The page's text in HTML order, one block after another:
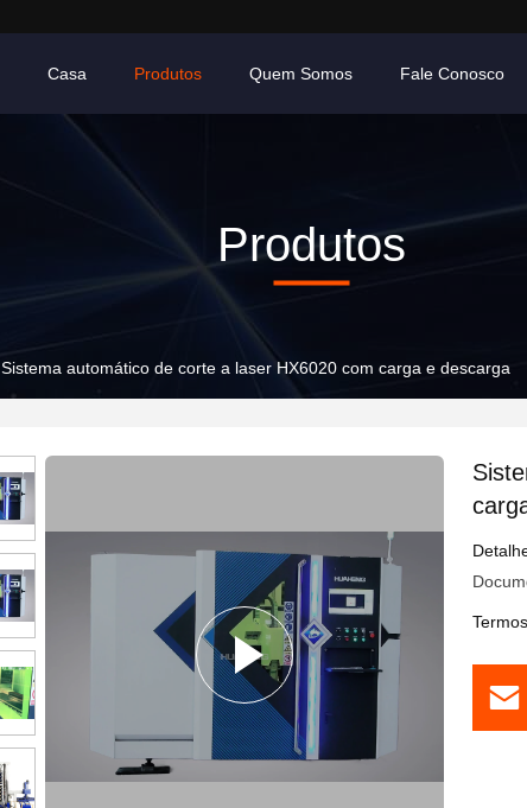
Casa Produtos Quem Somos Fale Conosco
Produtos
Sistema automático de corte a laser HX6020 com carga e descarga